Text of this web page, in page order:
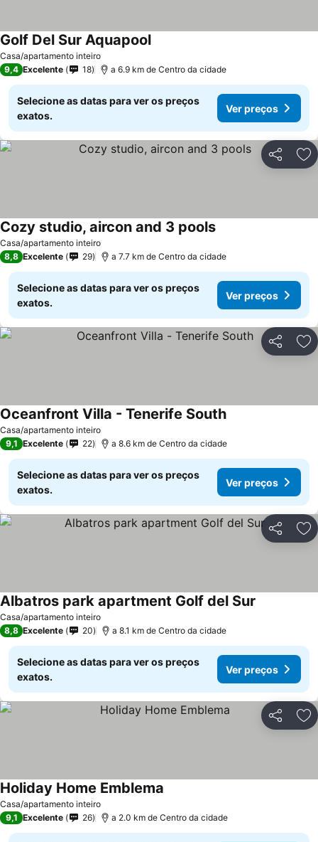
Casa/apartamento inteiro
Golf Del Sur AquapoolVer preços
9,4 Excelente 18 a 6.9 km de Centro da cidade
Selecione as datas para ver os preços
exatos.
Ver preços
Partilhar
Casa/apartamento inteiro
Cozy studio, aircon and 3 poolsVer preços
8,8 Excelente 29 a 7.7 km de Centro da cidade
Selecione as datas para ver os preços
exatos.
Ver preços
Partilhar
Casa/apartamento inteiro
Oceanfront Villa - Tenerife SouthVer preços
9,1 Excelente 22 a 8.6 km de Centro da cidade
Selecione as datas para ver os preços
exatos.
Ver preços
Partilhar
Casa/apartamento inteiro
Albatros park apartment Golf del Sur
8,8 Excelente 20 a 8.1 km de Centro da cidade
Selecione as datas para ver os preços
exatos.
Ver preços
Partilhar
Casa/apartamento inteiro
Holiday Home Emblema
9,1 Excelente 26 a 2.0 km de Centro da cidade